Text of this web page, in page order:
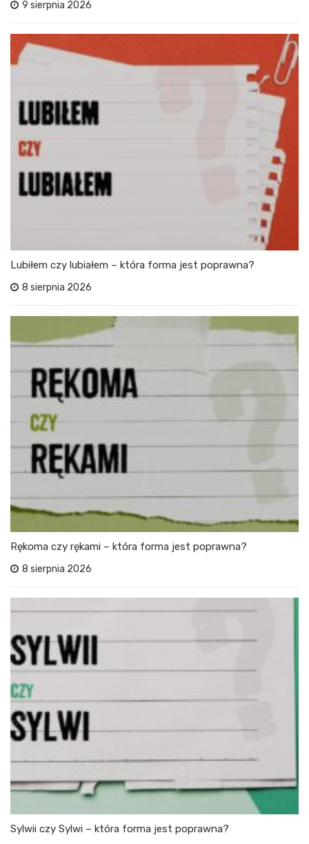
9 sierpnia 2026
Lubiłem czy lubiałem – która forma jest poprawna?
8 sierpnia 2026
Rękoma czy rękami – która forma jest poprawna?
8 sierpnia 2026
Sylwii czy Sylwi – która forma jest poprawna?